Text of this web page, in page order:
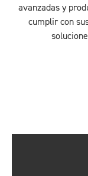
avanzadas y
cumplir con